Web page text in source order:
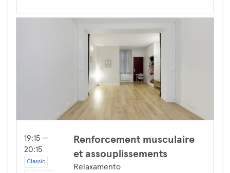
19:15 —
20:15
Classic
Renforcement musculaire
et assouplissements
Relaxamento